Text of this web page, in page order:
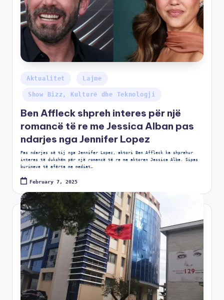
Aktualitet Lajme
Show Bizz, Kulturë dhe Teknologji
Ben Affleck shpreh interes për një
romancë të re me Jessica Alban pas
ndarjes nga Jennifer Lopez
Pas ndarjes së tij nga Jennifer Lopez, aktori Ben Affleck ka shprehur
interes të dukshëm për një romancë të re me aktoren Jessica Alba. Sipas
burimeve të afërta me mediat…
February 7, 2025